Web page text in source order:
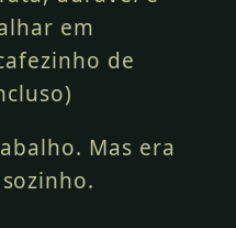
em
de
Mas era